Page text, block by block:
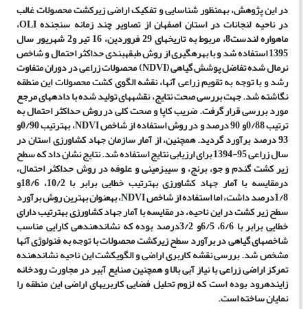
در این پژوهش، به­منظور شناسایی و تفکیک اراضی زیرکشت محصولات غالب
در ناحیه لنجانات در استان اصفهان از تصاویر چند زمانه سنجندهOLI،
ماهواره­­­ لندست8، مربوط به­ تاریخ­های 29 فروردین، 16 تیر و2 شهریور سال
1395 استفاده شد و با بهره­گیری از روش طبقه­بندی ­حداکثر احتمال و شاخص
نرمال ­شده تفاضل پوشش گیاهی (NDVI) محصولات زراعی در دوران متفاوت
رشد و با توجه به تقویم زراعی آن­ها، نقشه الگوی کشتمحصولاتاین منطقه
نگاشته شد. جهتبررسیصحتنتایج،نقشه­هایتولید شده باداده­های مرجع
موردبررسیقرارگرفت. ضریبکاپاوصحتکلی در روش حداکثر احتمال به
ترتیب 0/88و 90 درصد و در روش استفاده از شاخص NDVI ، به­ترتیب 0/90و
93 درصد برآورد گردید. هم­چنین، از آمار سازمان جهاد کشاورزی استان در
سال زراعی 95-1394 برای ارزیابی نتایج استفاده شد. نتایج نشان داد که سطح
زیرکشتگندم و جو، برنج، و سیب­زمینی و علوفه در روش حداکثر احتمال،
درمقایسه با آمار جهاد کشاورزی به­ترتیب خطایی برابر با 10/2، 18/6و
1/8درصد داشت، اما استفاده از شاخص NDVI، به­عنوان بهترین روش برآورد
سطح زیر کشت در این ناحیه، در مقایسه با آمار جهاد کشاورزی به­ترتیب دارای
خطایی برابر با 6/6، 6/5و 3/2درصد بوده که نشان­دهنده­ی کارایی مناسب
شاخص­های گیاهی در برآورد سطح زیرکشت محصولات با توجه به فنولوژی آن­ها
مشخص شد. بررسی نقشه کاربری اراضی و الگوی­کشت این ناحیه نشان­دهنده
تمرکز اراضی­ زراعی با نیاز آبی بالا و هم­چنین صنایع ­آب­بر در مجاورت رودخانه
زاینده­رود بوده است که لزوم تحلیل فضایی کاربری­های اراضی این منطقه را
نمایان ساخته است.